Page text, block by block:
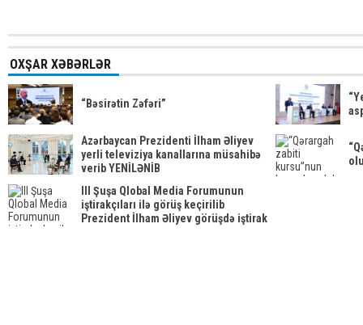
OXŞAR XƏBƏRLƏR
“Bəsirətin Zəfəri”
Azərbaycan Prezidenti İlham Əliyev
yerli televiziya kanallarına müsahibə
verib YENİLƏNİB
III Şuşa Qlobal Media Forumunun
iştirakçıları ilə görüş keçirilib
Prezident İlham Əliyev görüşdə iştirak